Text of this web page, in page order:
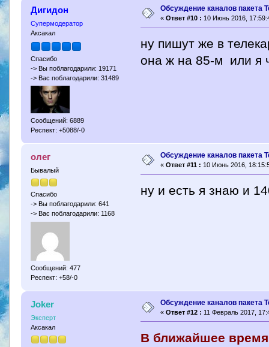
Дигидон
Супермодератор
Аксакал
Спасибо
-> Вы поблагодарили: 19171
-> Вас поблагодарили: 31489
Сообщений: 6889
Респект: +5088/-0
Обсуждение каналов пакета
« Ответ #10 : 10 Июнь 2016,
ну пишут же в
она ж на 85-м или я
олег
Бывалый
Спасибо
-> Вы поблагодарили: 641
-> Вас поблагодарили: 1168
Сообщений: 477
Респект: +58/-0
Обсуждение каналов пакета
« Ответ #11 : 10 Июнь 2016,
ну и есть я знаю и
Joker
Эксперт
Аксакал
Обсуждение каналов пакета
« Ответ #12 : 11 Февраль 2017,
В ближайшее время